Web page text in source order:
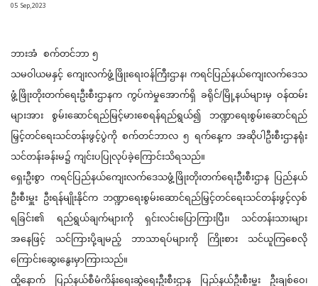
05 Sep,2023
ဘားအံ စက်တင်ဘာ ၅
သမဝါယမနှင့် ကျေးလက်ဖွံ့ဖြိုးရေးဝန်ကြီးဌာန၊ ကရင်ပြည်နယ်ကျေးလက်ဒေသ
ဖွံ့ဖြိုးတိုးတက်ရေးဦးစီးဌာနက ကွပ်ကဲမှုအောက်ရှိ ခရိုင်/မြို့နယ်များမှ ဝန်ထမ်း
များအား စွမ်းဆောင်ရည်မြင့်မားစေရန်ရည်ရွယ်၍ ဘဏ္ဍာရေးစွမ်းဆောင်ရည်
မြှင့်တင်ရေးသင်တန်းဖွင့်ပွဲကို စက်တင်ဘာလ ၅ ရက်နေ့က အဆိုပါဦးစီးဌာနရုံး
သင်တန်းခန်းမ၌ ကျင်းပပြုလုပ်ခဲ့ကြောင်းသိရသည်။
ရှေးဦးစွာ ကရင်ပြည်နယ်ကျေးလက်ဒေသဖွံ့ဖြိုးတိုးတက်ရေးဦးစီးဌာန ပြည်နယ်
ဦးစီးမှူး ဦးရန်မျိုးနိုင်က ဘဏ္ဍာရေးစွမ်းဆောင်ရည်မြှင့်တင်ရေးသင်တန်းဖွင့်လှစ်
ရခြင်း၏ ရည်ရွယ်ချက်များကို ရှင်းလင်းပြောကြားပြီး၊ သင်တန်းသားများ
အနေဖြင့် သင်ကြားပို့ချမည့် ဘာသာရပ်များကို ကြိုးစား သင်ယူကြစေလို
ကြောင်းဆွေးနွေးမှာကြားသည်။
ထို့နောက် ပြည်နယ်စီမံကိန်းရေးဆွဲရေးဦးစီးဌာန ပြည်နယ်ဦးစီးမှူး ဦးချစ်ဝေ၊